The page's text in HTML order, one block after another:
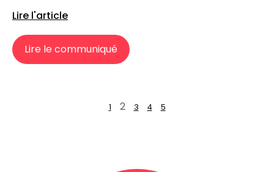
Lire l'article
Lire le communiqué
1 2 3 4 5